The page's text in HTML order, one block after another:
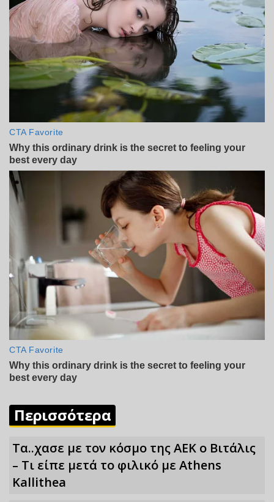
Περισσότερα
Τα..χασε με τον κόσμο της ΑΕΚ ο Βιτάλις
– Τι είπε μετά το φιλικό με Athens
Kallithea